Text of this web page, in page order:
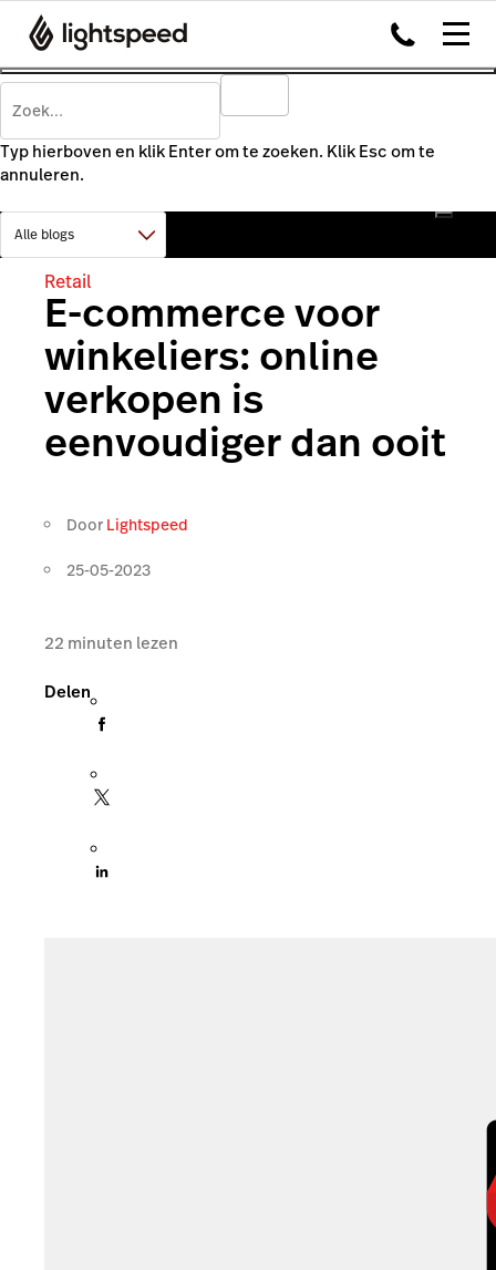
Typ hierboven en klik Enter om te zoeken. Klik Esc om te
annuleren.
Retail
E-commerce voor
winkeliers: online
verkopen is
eenvoudiger dan ooit
Door Lightspeed
25-05-2023
22 minuten lezen
Delen